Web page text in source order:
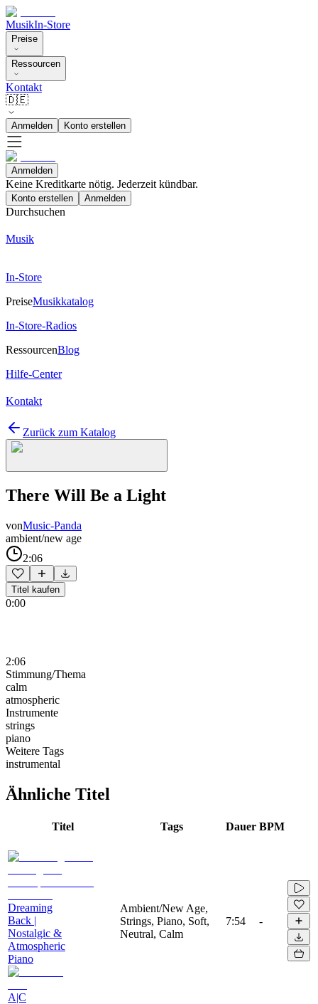
MusikIn-Store
Preise
Ressourcen
Kontakt
🇩🇪
Anmelden Konto erstellen
Anmelden
Keine Kreditkarte nötig. Jederzeit kündbar.
Konto erstellen Anmelden
Durchsuchen
Musik
In-Store
PreiseMusikkatalog
In-Store-Radios
RessourcenBlog
Hilfe-Center
Kontakt
Zurück zum Katalog
There Will Be a Light
vonMusic-Panda
ambient/new age
2:06
Titel kaufen
0:00
2:06
Stimmung/Thema
calm
atmospheric
Instrumente
strings
piano
Weitere Tags
instrumental
Ähnliche Titel
Titel Tags Dauer BPM
Dreaming
Back |
Nostalgic &
Atmospheric
Piano
A|C
Ambient/New Age,
Strings, Piano, Soft,
Neutral, Calm
7:54 -